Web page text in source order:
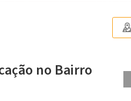
no Bairro